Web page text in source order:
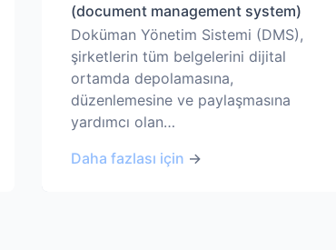
(document management system)
Doküman Yönetim Sistemi (DMS),
şirketlerin tüm belgelerini dijital
ortamda depolamasına,
düzenlemesine ve paylaşmasına
yardımcı olan…
Daha fazlası için →